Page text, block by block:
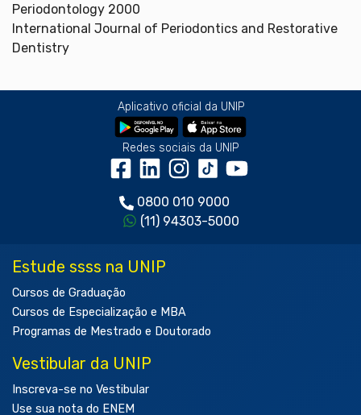
Periodontology 2000
International Journal of Periodontics and Restorative
Dentistry
Aplicativo oficial da UNIP
Redes sociais da UNIP
0800 010 9000
(11) 94303-5000
Estude ssss na UNIP
Cursos de Graduação
Cursos de Especialização e MBA
Programas de Mestrado e Doutorado
Vestibular da UNIP
Inscreva-se no Vestibular
Use sua nota do ENEM